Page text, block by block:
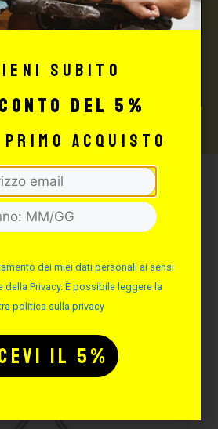
interessarti
anche:
subito
del 5%
acquisto
dei miei dati personali ai sensi
della Privacy. È possibile leggere la
politica sulla privacy